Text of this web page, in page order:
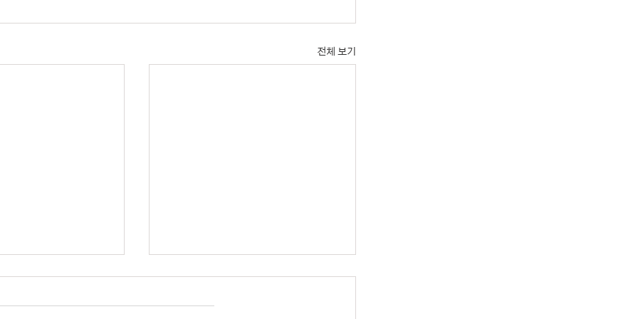
전체 보기